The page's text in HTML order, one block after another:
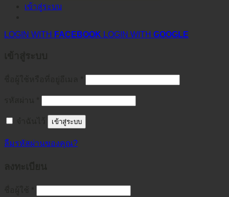
เข้าสู่ระบบ
LOGIN WITH FACEBOOK LOGIN WITH GOOGLE
เข้าสู่ระบบ
ลืมรหัสผ่านของคุณ?